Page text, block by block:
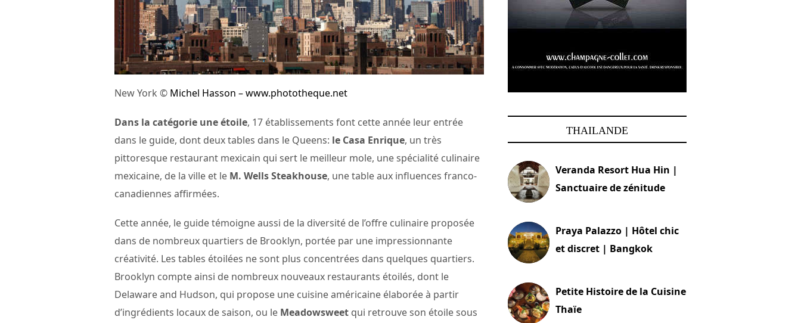
New York © Michel Hasson – www.phototheque.net
Dans la catégorie une étoile, 17 établissements font cette année leur entrée
dans le guide, dont deux tables dans le Queens: le Casa Enrique, un très
pittoresque restaurant mexicain qui sert le meilleur mole, une spécialité culinaire
mexicaine, de la ville et le M. Wells Steakhouse, une table aux influences franco-
canadiennes affirmées.
Cette année, le guide témoigne aussi de la diversité de l’offre culinaire proposée
dans de nombreux quartiers de Brooklyn, portée par une impressionnante
créativité. Les tables étoilées ne sont plus concentrées dans quelques quartiers.
Brooklyn compte ainsi de nombreux nouveaux restaurants étoilés, dont le
Delaware and Hudson, qui propose une cuisine américaine élaborée à partir
d’ingrédients locaux de saison, ou le Meadowsweet qui retrouve son étoile sous
THAILANDE
Veranda Resort Hua Hin |
Sanctuaire de zénitude
Praya Palazzo | Hôtel chic
et discret | Bangkok
Petite Histoire de la Cuisine
Thaïe